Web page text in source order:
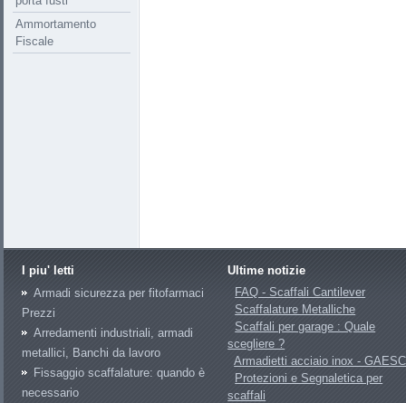
Ammortamento
Fiscale
I piu' letti
Armadi sicurezza per fitofarmaci
Prezzi
Arredamenti industriali, armadi
metallici, Banchi da lavoro
Fissaggio scaffalature: quando è
necessario
Ultime notizie
FAQ - Scaffali Cantilever
Scaffalature Metalliche
Scaffali per garage : Quale
scegliere ?
Armadietti acciaio inox -
Protezioni e Segnaletica per
scaffali